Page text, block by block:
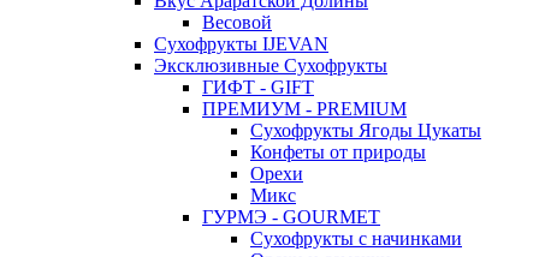
Весовой
Сухофрукты IJEVAN
Эксклюзивные Сухофрукты
ГИФТ - GIFT
ПРЕМИУМ - PREMIUM
Сухофрукты Ягоды Цукаты
Конфеты от природы
Орехи
Микс
ГУРМЭ - GOURMET
Сухофрукты с начинками